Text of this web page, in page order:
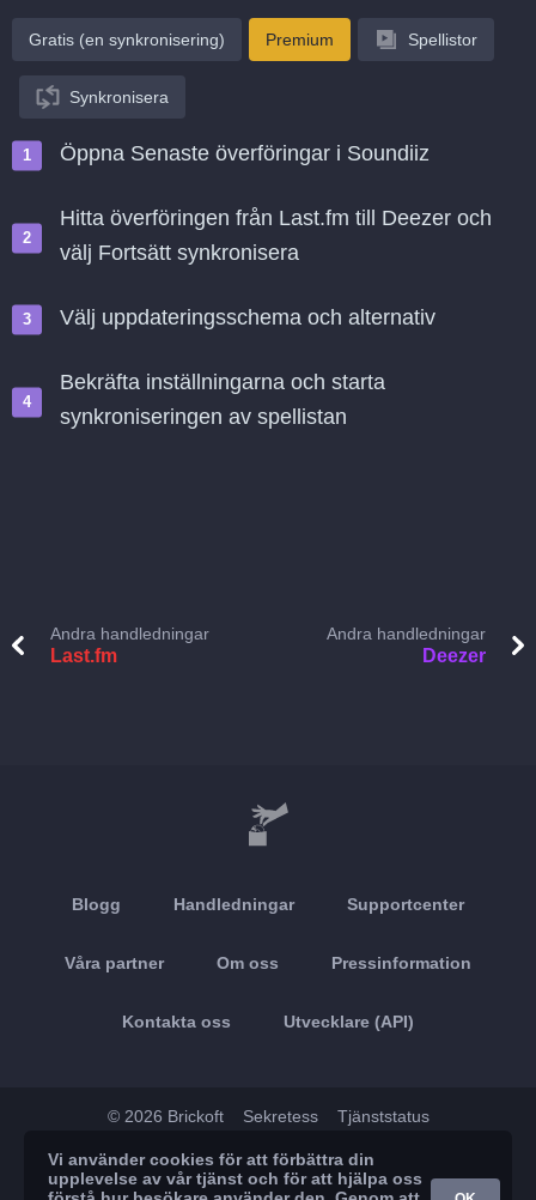
Gratis (en synkronisering) Premium Spellistor
Synkronisera
Öppna Senaste överföringar i Soundiiz
Hitta överföringen från Last.fm till Deezer och
välj Fortsätt synkronisera
Välj uppdateringsschema och alternativ
Bekräfta inställningarna och starta
synkroniseringen av spellistan
Andra handledningar
Last.fm
Andra handledningar
Deezer
Blogg Handledningar Supportcenter
Våra partner Om oss Pressinformation
Kontakta oss Utvecklare (API)
© 2026 Brickoft Sekretess Tjänststatus
App Store Google Play
Vi använder cookies för att förbättra din
upplevelse av vår tjänst och för att hjälpa oss